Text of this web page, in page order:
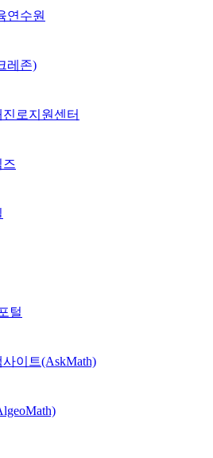
연수원
레존)
로지원센터
즈
털
이트(AskMath)